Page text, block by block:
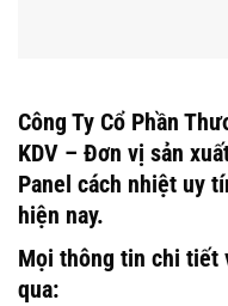
Công Ty Cổ Phần
KDV – Đơn vị sản
Panel cách nhiệt uy
hiện nay.
Mọi thông tin chi tiết
qua: